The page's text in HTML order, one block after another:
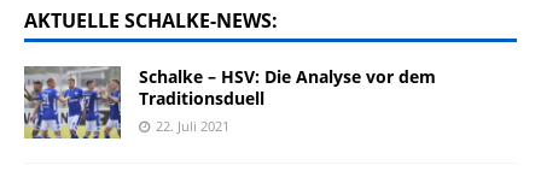
AKTUELLE SCHALKE-NEWS:
Schalke – HSV: Die Analyse vor dem
Traditionsduell
22. Juli 2021